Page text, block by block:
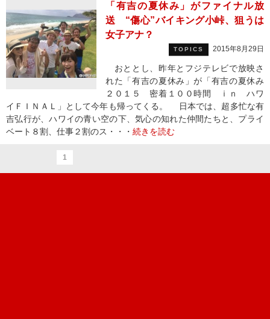
「有吉の夏休み」がファイナル放
送 “傷心”バイキング小峠、狙うは
女子アナ？
TOPICS 2015年8月29日
おととし、昨年とフジテレビで放映さ
れた「有吉の夏休み」が「有吉の夏休み
２０１５ 密着１００時間 ｉｎ ハワ
イＦＩＮＡＬ」として今年も帰ってくる。 日本では、超多忙な有
吉弘行が、ハワイの青い空の下、気心の知れた仲間たちと、プライ
ベート８割、仕事２割のス・・・ 続きを読む
1